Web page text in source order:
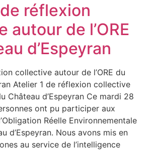
réflexion
autour de l’ORE
d’Espeyran
collective autour de l’ORE du
Atelier 1 de réflexion collective
Château d’Espeyran Ce mardi 28
ont pu participer aux
Réelle Environnementale
d’Espeyran. Nous avons mis en
au service de l’intelligence